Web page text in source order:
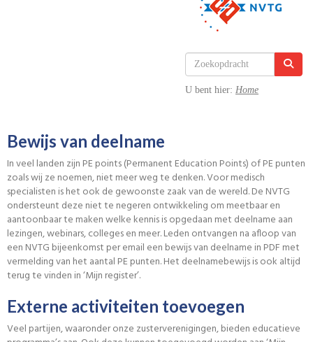
U bent hier: Home
Bewijs van deelname
In veel landen zijn PE points (Permanent Education Points) of PE punten
zoals wij ze noemen, niet meer weg te denken. Voor medisch
specialisten is het ook de gewoonste zaak van de wereld. De NVTG
ondersteunt deze niet te negeren ontwikkeling om meetbaar en
aantoonbaar te maken welke kennis is opgedaan met deelname aan
lezingen, webinars, colleges en meer. Leden ontvangen na afloop van
een NVTG bijeenkomst per email een bewijs van deelname in PDF met
vermelding van het aantal PE punten. Het deelnamebewijs is ook altijd
terug te vinden in ‘Mijn register’.
Externe activiteiten toevoegen
Veel partijen, waaronder onze zusterverenigingen, bieden educatieve